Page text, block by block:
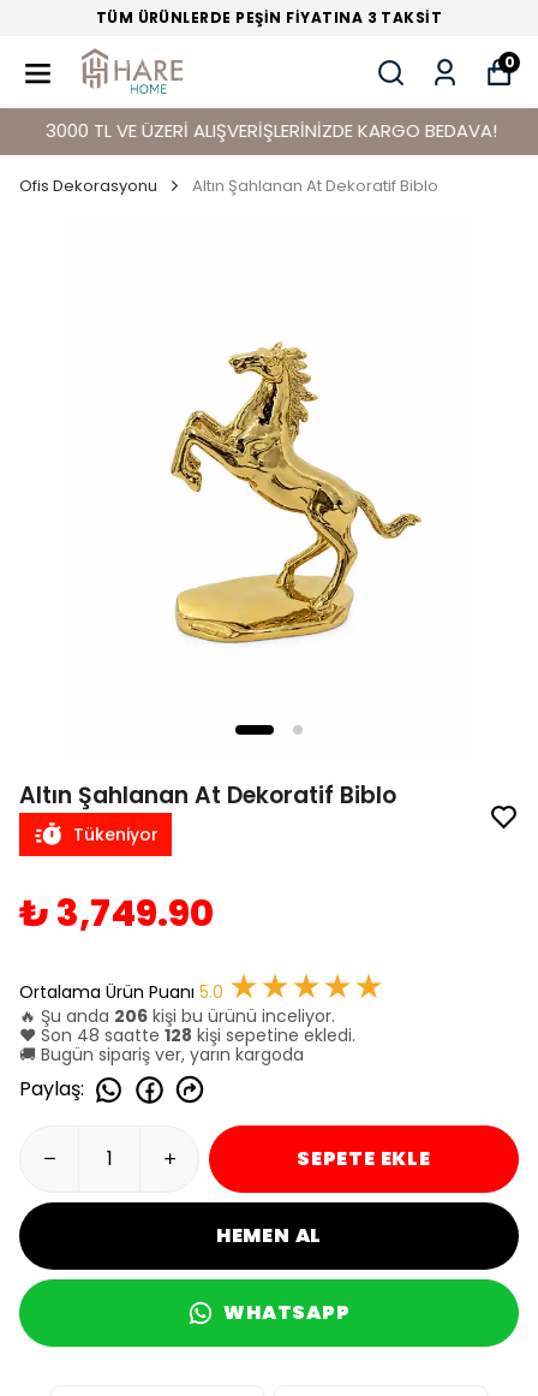
TÜM ÜRÜNLERDE PEŞİN FİYATINA 3 TAKSİT
0
3000 TL VE ÜZERİ ALIŞVERİŞLERİNİZDE KARGO BEDAVA!
Ofis Dekorasyonu Altın Şahlanan At Dekoratif Biblo
Altın Şahlanan At Dekoratif Biblo
Tükeniyor
₺ 3,749.90
Ortalama Ürün Puanı 5.0 ★★★★★
🔥 Şu anda 206 kişi bu ürünü inceliyor.
❤️ Son 48 saatte 128 kişi sepetine ekledi.
🚚 Bugün sipariş ver, yarın kargoda
Paylaş:
SEPETE EKLE
HEMEN AL
WHATSAPP